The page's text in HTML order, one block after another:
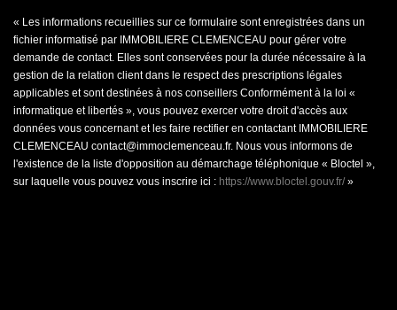
« Les informations recueillies sur ce formulaire sont enregistrées dans un
fichier informatisé par IMMOBILIERE CLEMENCEAU pour gérer votre
demande de contact. Elles sont conservées pour la durée nécessaire à la
gestion de la relation client dans le respect des prescriptions légales
applicables et sont destinées à nos conseillers Conformément à la loi «
informatique et libertés », vous pouvez exercer votre droit d'accès aux
données vous concernant et les faire rectifier en contactant IMMOBILIERE
CLEMENCEAU contact@immoclemenceau.fr. Nous vous informons de
l'existence de la liste d'opposition au démarchage téléphonique « Bloctel »,
sur laquelle vous pouvez vous inscrire ici : https://www.bloctel.gouv.fr/»